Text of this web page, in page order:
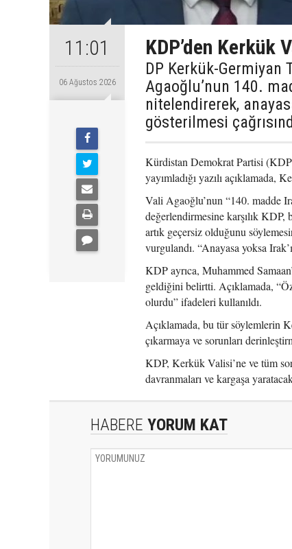
11:01
06 Ağustos 2026
KDP’den Kerkük
DP Kerkük-Germiyan
Agaoğlu’nun 140.
nitelendirerek,
gösterilmesi
Kürdistan Demokrat Partisi
yayımladığı yazılı
Vali Agaoğlu’nun “140. madde
değerlendirmesine karşılık
artık geçersiz olduğunu
vurgulandı. “Anayasa yoksa
KDP ayrıca, Muhammed
geldiğini belirtti. Açıklamada,
olurdu” ifadeleri kullanıldı.
Açıklamada, bu tür söylemlerin
çıkarmaya ve sorunları
KDP, Kerkük Valisi’ne ve tüm
davranmaları ve kargaşa
HABERE YORUM KAT